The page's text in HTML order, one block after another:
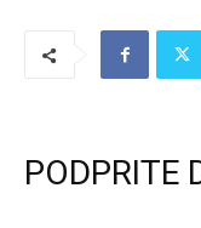
PODPRITE